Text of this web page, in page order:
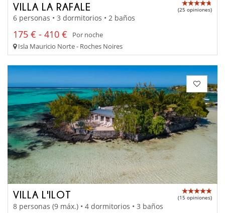
VILLA LA RAFALE (25 opiniones)
6 personas • 3 dormitorios • 2 baños
175 € - 410 €
Por noche
Isla Mauricio Norte - Roches Noires
VILLA L'ILOT (15 opiniones)
8 personas (9 máx.) • 4 dormitorios • 3 baños